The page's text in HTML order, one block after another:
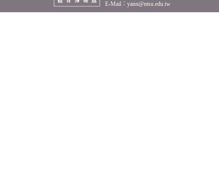
E-Mail： yann@ntsu.edu.tw